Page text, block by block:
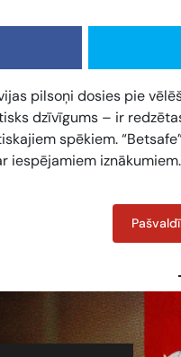
pilsoņi dosies pie
dzīvīgums – ir
spēkiem.
iespējamiem iznākumiem.